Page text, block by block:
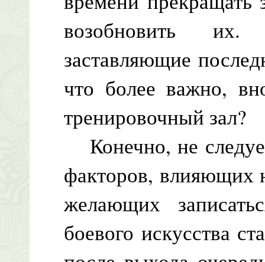
возобновить
заставляющие
что более важно,
тренировочный зал?
Конечно, не
факторов, влияющих
желающих
боевого искусства